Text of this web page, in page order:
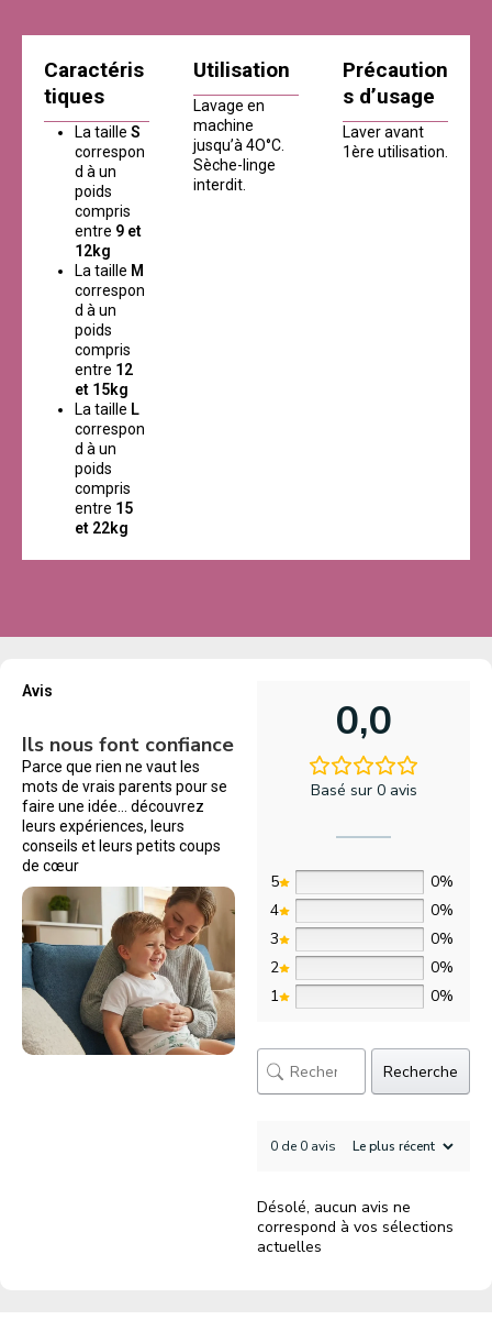
Caractéris
tiques
La taille S
correspon
d à un
poids
compris
entre 9 et
12kg
La taille M
correspon
d à un
poids
compris
entre 12
et 15kg
La taille L
correspon
d à un
poids
compris
entre 15
et 22kg
Utilisation
Lavage en
machine
jusqu’à 4O°C.
Sèche-linge
interdit.
Précaution
s d’usage
Laver avant
1ère utilisation.
Avis
Ils nous font confiance
Parce que rien ne vaut les
mots de vrais parents pour se
faire une idée… découvrez
leurs expériences, leurs
conseils et leurs petits coups
de cœur
0,0
Basé sur 0 avis
5
0%
4
0%
3
0%
2
0%
1
0%
Recherche
0 de 0 avis
Désolé, aucun avis ne
correspond à vos sélections
actuelles